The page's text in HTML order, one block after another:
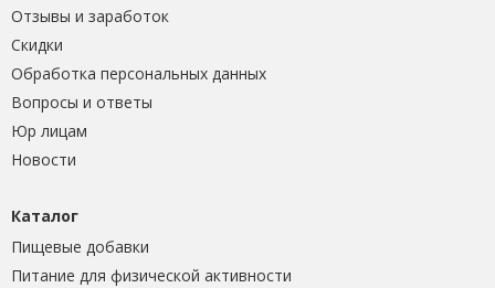
Отзывы и заработок
Скидки
Обработка персональных данных
Вопросы и ответы
Юр лицам
Новости
Каталог
Пищевые добавки
Питание для физической активности